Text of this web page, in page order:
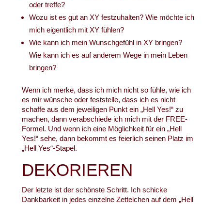
oder treffe?
Wozu ist es gut an XY festzuhalten? Wie möchte ich
mich eigentlich mit XY fühlen?
Wie kann ich mein Wunschgefühl in XY bringen?
Wie kann ich es auf anderem Wege in mein Leben
bringen?
Wenn ich merke, dass ich mich nicht so fühle, wie ich
es mir wünsche oder feststelle, dass ich es nicht
schaffe aus dem jeweiligen Punkt ein „Hell Yes!“ zu
machen, dann verabschiede ich mich mit der FREE-
Formel. Und wenn ich eine Möglichkeit für ein „Hell
Yes!“ sehe, dann bekommt es feierlich seinen Platz im
„Hell Yes“-Stapel.
DEKORIEREN
Der letzte ist der schönste Schritt. Ich schicke
Dankbarkeit in jedes einzelne Zettelchen auf dem „Hell